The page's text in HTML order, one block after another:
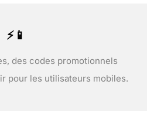
⚡📱
des codes promotionnels
pour les utilisateurs mobiles.